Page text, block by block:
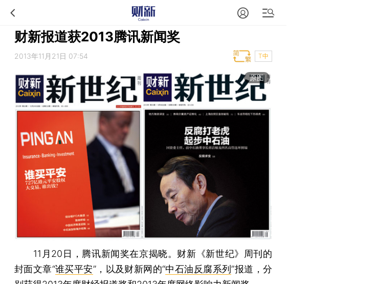
财新报道获2013腾讯新闻奖
2013年11月21日 07:54 T中
原图
11月20日，腾讯新闻奖在京揭晓。财新《新世纪》周刊的
封面文章“谁买平安”，以及财新网的“中石油反腐系列”报道，分